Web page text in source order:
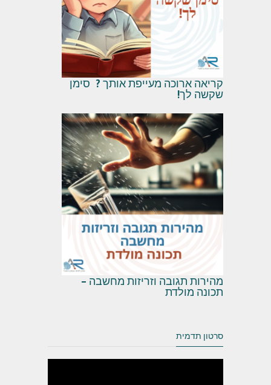
קריאה ארוכה מעייפת אותך ? סימן
שקשה לך!
מהירות תגובה וזריזות מחשבה –
תכונה מולדת
סרטון תדמית